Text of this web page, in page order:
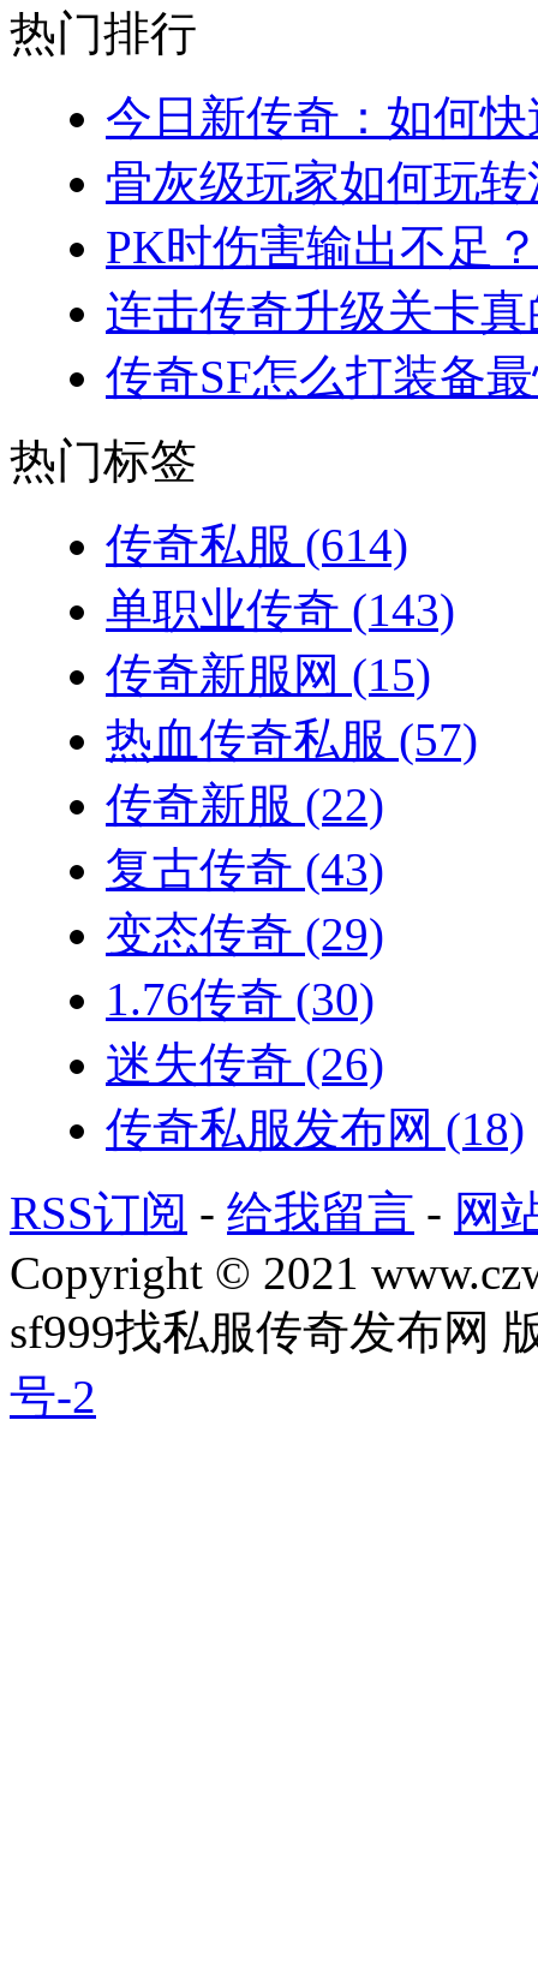
热门排行
今日新传奇：如何
骨灰级玩家如何玩
PK时伤害输出不足
连击传奇升级关卡
传奇SF怎么打装备
热门标签
传奇私服 (614)
单职业传奇 (143)
传奇新服网 (15)
热血传奇私服 (57)
传奇新服 (22)
复古传奇 (43)
变态传奇 (29)
1.76传奇 (30)
迷失传奇 (26)
传奇私服发布网 (18)
RSS订阅 - 给我留言 - 网
Copyright © 2021
sf999找私服传奇发布网
号-2